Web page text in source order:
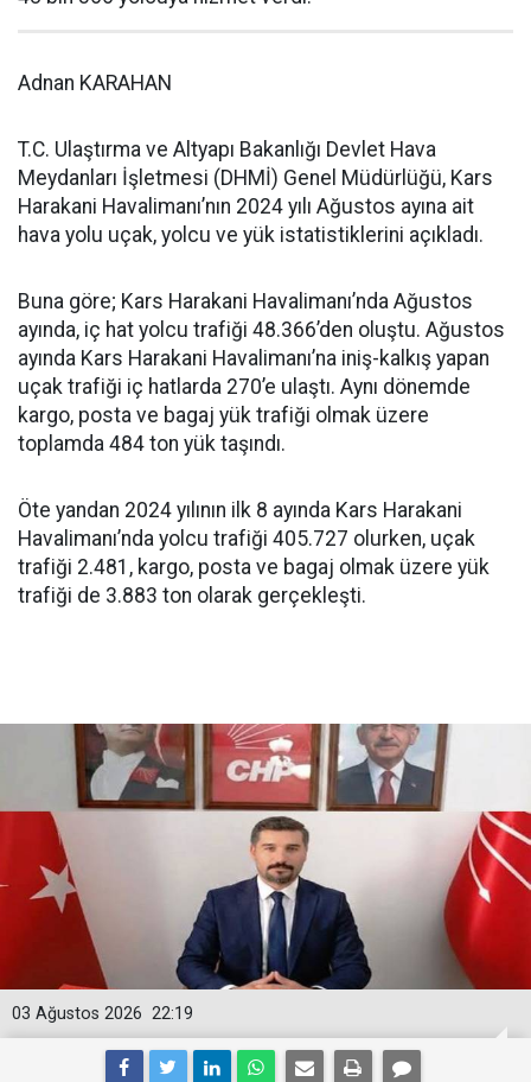
Adnan KARAHAN
T.C. Ulaştırma ve Altyapı Bakanlığı Devlet Hava
Meydanları İşletmesi (DHMİ) Genel Müdürlüğü, Kars
Harakani Havalimanı’nın 2024 yılı Ağustos ayına ait
hava yolu uçak, yolcu ve yük istatistiklerini açıkladı.
Buna göre; Kars Harakani Havalimanı’nda Ağustos
ayında, iç hat yolcu trafiği 48.366’den oluştu. Ağustos
ayında Kars Harakani Havalimanı’na iniş-kalkış yapan
uçak trafiği iç hatlarda 270’e ulaştı. Aynı dönemde
kargo, posta ve bagaj yük trafiği olmak üzere
toplamda 484 ton yük taşındı.
Öte yandan 2024 yılının ilk 8 ayında Kars Harakani
Havalimanı’nda yolcu trafiği 405.727 olurken, uçak
trafiği 2.481, kargo, posta ve bagaj olmak üzere yük
trafiği de 3.883 ton olarak gerçekleşti.
22:19
03 Ağustos 2026